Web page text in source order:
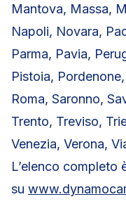
Mantova, Massa,
Napoli, Novara,
Parma, Pavia,
Pistoia,
Roma, Saronno,
Trento, Treviso,
Venezia, Verona,
L’elenco completo
su